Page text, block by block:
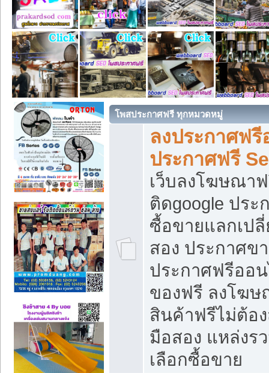
โพสประกาศฟรี ทุกหมวดหมู่
ลงประกาศฟ
ประกาศฟรี
เว็บลงโฆษณา
ติดgoogle ปร
ซื้อขายแลกเป
สอง ประกาศข
ประกาศฟรีออ
ของฟรี ลงโฆ
สินค้าฟรีไม่ต้อ
มือสอง แหล่งร
เลือกซื้อขาย